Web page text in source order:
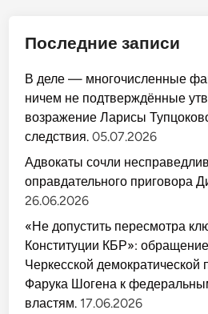
Последние записи
В деле — многочисленные
ничем не подтверждённые
возражение Ларисы
следствия. 05.07.2026
Адвокаты сочли
оправдательного приговора
26.06.2026
«Не допустить пересмотра
Конституции КБР»:
Черкесской демократической
Фарука Шогена к
властям. 17.06.2026